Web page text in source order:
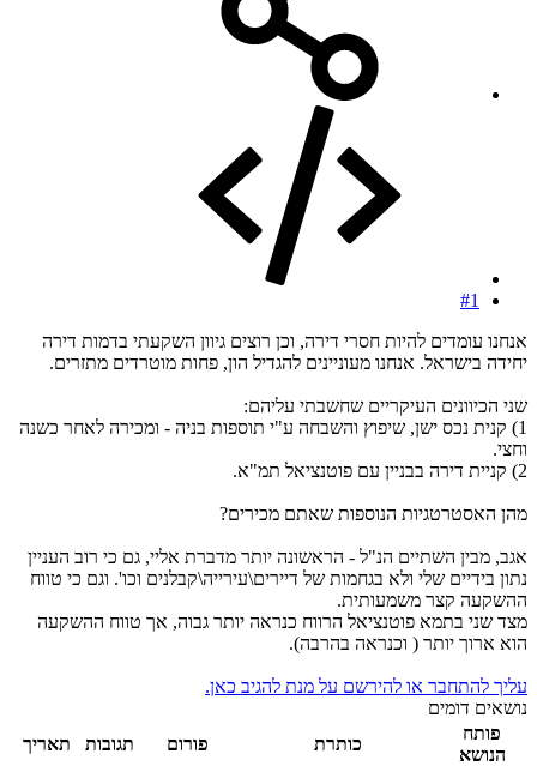
#1
אנחנו עומדים להיות חסרי דירה, וכן רוצים גיוון השקעתי בדמות דירה
יחידה בישראל. אנחנו מעוניינים להגדיל הון, פחות מוטרדים מתזרים.
שני הכיוונים העיקריים שחשבתי עליהם:
1) קנית נכס ישן, שיפוץ והשבחה ע"י תוספות בניה - ומכירה לאחר כשנה
וחצי.
2) קניית דירה בבניין עם פוטנציאל תמ"א.
מהן האסטרטגיות הנוספות שאתם מכירים?
אגב, מבין השתיים הנ"ל - הראשונה יותר מדברת אליי, גם כי רוב העניין
נתון בידיים שלי ולא בגחמות של דיירים\עירייה\קבלנים וכו'. וגם כי טווח
ההשקעה קצר משמעותית.
מצד שני בתמא פוטנציאל הרווח כנראה יותר גבוה, אך טווח ההשקעה
הוא ארוך יותר ( וכנראה בהרבה).
עליך להתחבר או להירשם על מנת להגיב כאן.
נושאים דומים
פותח
הנושא
כותרת פורום תגובות תאריך